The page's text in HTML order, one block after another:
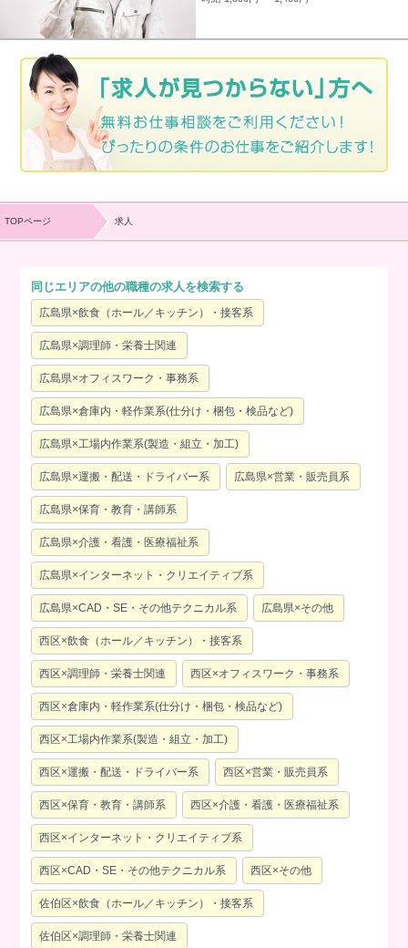
TOPページ 求人
同じエリアの他の職種の求人を検索する
広島県×飲食（ホール／キッチン）・接客系
広島県×調理師・栄養士関連
広島県×オフィスワーク・事務系
広島県×倉庫内・軽作業系(仕分け・梱包・検品など)
広島県×工場内作業系(製造・組立・加工)
広島県×運搬・配送・ドライバー系 広島県×営業・販売員系
広島県×保育・教育・講師系
広島県×介護・看護・医療福祉系
広島県×インターネット・クリエイティブ系
広島県×CAD・SE・その他テクニカル系 広島県×その他
西区×飲食（ホール／キッチン）・接客系
西区×調理師・栄養士関連 西区×オフィスワーク・事務系
西区×倉庫内・軽作業系(仕分け・梱包・検品など)
西区×工場内作業系(製造・組立・加工)
西区×運搬・配送・ドライバー系 西区×営業・販売員系
西区×保育・教育・講師系 西区×介護・看護・医療福祉系
西区×インターネット・クリエイティブ系
西区×CAD・SE・その他テクニカル系 西区×その他
佐伯区×飲食（ホール／キッチン）・接客系
佐伯区×調理師・栄養士関連